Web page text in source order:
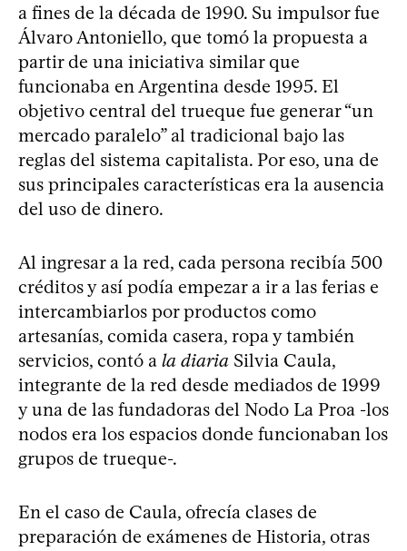
a fines de la década de 1990. Su impulsor fue
Álvaro Antoniello, que tomó la propuesta a
partir de una iniciativa similar que
funcionaba en Argentina desde 1995. El
objetivo central del trueque fue generar “un
mercado paralelo” al tradicional bajo las
reglas del sistema capitalista. Por eso, una de
sus principales características era la ausencia
del uso de dinero.
Al ingresar a la red, cada persona recibía 500
créditos y así podía empezar a ir a las ferias e
intercambiarlos por productos como
artesanías, comida casera, ropa y también
servicios, contó a la diaria Silvia Caula,
integrante de la red desde mediados de 1999
y una de las fundadoras del Nodo La Proa -los
nodos era los espacios donde funcionaban los
grupos de trueque-.
En el caso de Caula, ofrecía clases de
preparación de exámenes de Historia, otras